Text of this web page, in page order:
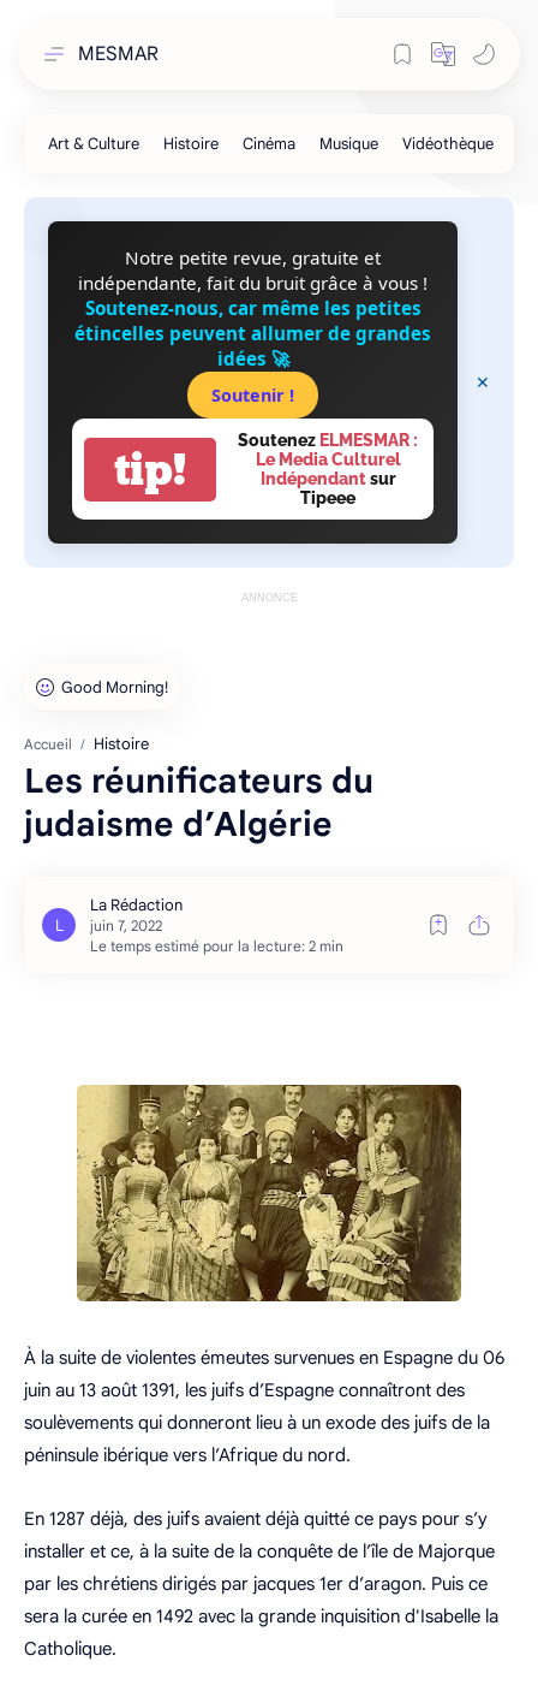
MESMAR
Notre petite revue, gratuite et
indépendante, fait du bruit grâce à vous !
Soutenez-nous, car même les petites
étincelles peuvent allumer de grandes
idées 🚀
Soutenir !
tip!
Soutenez ELMESMAR :
Le Media Culturel
Indépendantsur
Tipeee
ANNONCE
Accueil Histoire
Les réunificateurs du
judaisme d’Algérie
Le temps estimé pour la lecture: 2 min
À la suite de violentes émeutes survenues en Espagne du 06
juin au 13 août 1391, les juifs d’Espagne connaîtront des
soulèvements qui donneront lieu à un exode des juifs de la
péninsule ibérique vers l’Afrique du nord.
En 1287 déjà, des juifs avaient déjà quitté ce pays pour s’y
installer et ce, à la suite de la conquête de l’île de Majorque
par les chrétiens dirigés par jacques 1er d’aragon. Puis ce
sera la curée en 1492 avec la grande inquisition d'Isabelle la
Catholique.